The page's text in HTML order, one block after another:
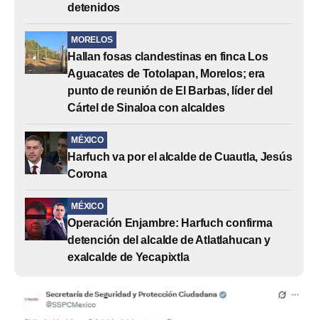
detenidos
MORELOS
Hallan fosas clandestinas en finca Los
Aguacates de Totolapan, Morelos; era
punto de reunión de El Barbas, líder del
Cártel de Sinaloa con alcaldes
MÉXICO
Harfuch va por el alcalde de Cuautla, Jesús
Corona
MÉXICO
Operación Enjambre: Harfuch confirma
detención del alcalde de Atlatlahucan y
exalcalde de Yecapixtla